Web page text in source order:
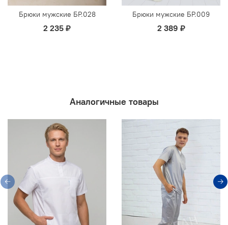
Брюки мужские БР.028
2 235 ₽
Брюки мужские БР.009
2 389 ₽
Аналогичные товары